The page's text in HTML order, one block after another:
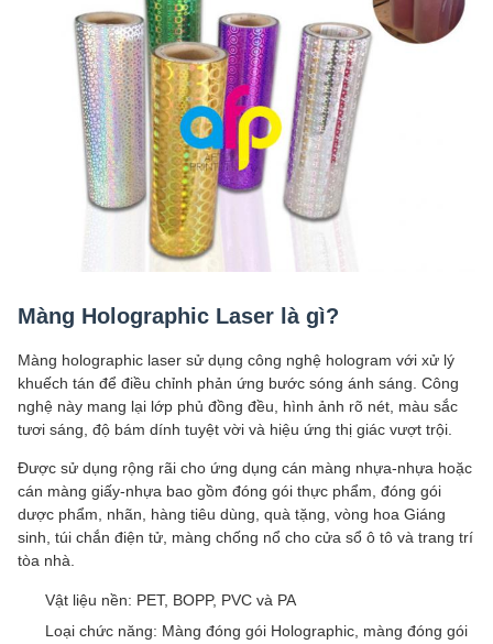
Màng Holographic Laser là gì?
Màng holographic laser sử dụng công nghệ hologram với xử lý
khuếch tán để điều chỉnh phản ứng bước sóng ánh sáng. Công
nghệ này mang lại lớp phủ đồng đều, hình ảnh rõ nét, màu sắc
tươi sáng, độ bám dính tuyệt vời và hiệu ứng thị giác vượt trội.
Được sử dụng rộng rãi cho ứng dụng cán màng nhựa-nhựa hoặc
cán màng giấy-nhựa bao gồm đóng gói thực phẩm, đóng gói
dược phẩm, nhãn, hàng tiêu dùng, quà tặng, vòng hoa Giáng
sinh, túi chắn điện tử, màng chống nổ cho cửa sổ ô tô và trang trí
tòa nhà.
Vật liệu nền: PET, BOPP, PVC và PA
Loại chức năng: Màng đóng gói Holographic, màng đóng gói